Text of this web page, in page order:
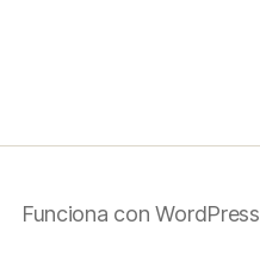
Funciona con WordPress